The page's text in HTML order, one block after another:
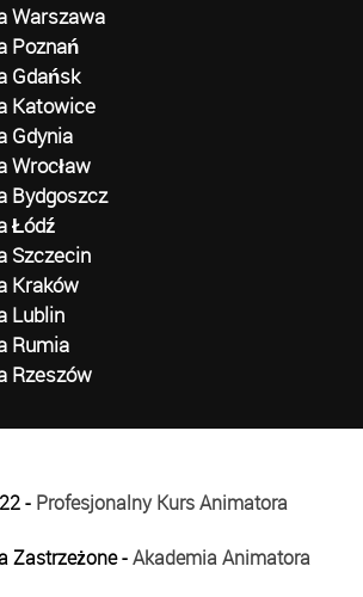
Warszawa
Poznań
Gdańsk
Katowice
Gdynia
Wrocław
Bydgoszcz
Łódź
Szczecin
Kraków
Lublin
Rumia
Rzeszów
- Profesjonalny Kurs Animatora
Zastrzeżone -Akademia Animatora